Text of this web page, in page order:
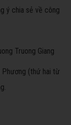
ý chia sẻ về công
Phương (thứ hai từ